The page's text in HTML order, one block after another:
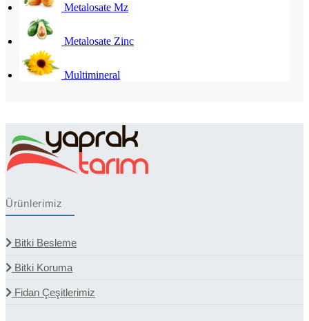
Metalosate Mz
Metalosate Zinc
Multimineral
Ürünlerimiz
Bitki Besleme
Bitki Koruma
Fidan Çeşitlerimiz